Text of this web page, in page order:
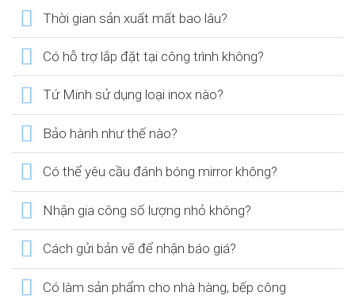
Thời gian sản xuất mất bao lâu?
Có hỗ trợ lắp đặt tại công trình không?
Tứ Minh sử dụng loại inox nào?
Bảo hành như thế nào?
Có thể yêu cầu đánh bóng mirror không?
Nhận gia công số lượng nhỏ không?
Cách gửi bản vẽ để nhận báo giá?
Có làm sản phẩm cho nhà hàng, bếp công